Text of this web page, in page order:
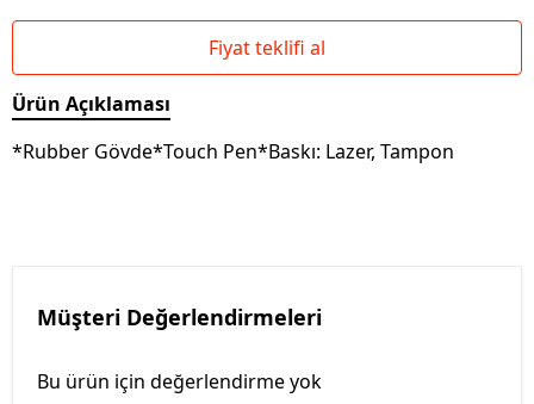
Fiyat teklifi al
Ürün Açıklaması
*Rubber Gövde*Touch Pen*Baskı: Lazer, Tampon
Müşteri Değerlendirmeleri
Bu ürün için değerlendirme yok